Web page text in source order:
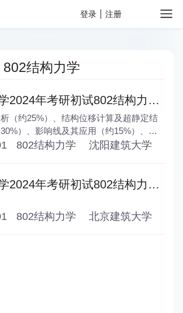
注册
登录
802结构力学
2024年考研初试802结构力学
（约25%）、结构位移计算及超静定结
）、影响线及其应用（约15%）、矩
）、结构动力计算（约15%）。
802结构力学 沈阳建筑大学
2024年考研初试802结构力学
802结构力学 北京建筑大学